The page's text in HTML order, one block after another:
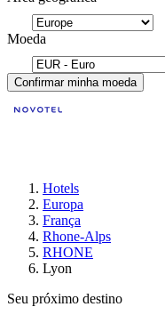
Moeda
Confirmar minha moeda
Hotels
Europa
França
Rhone-Alps
RHONE
Lyon
Seu próximo destino